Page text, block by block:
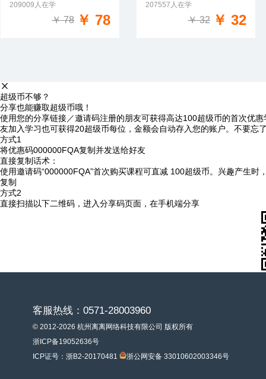
免费试学
209009人在学
￥ 78 ￥ 78
免费试学
207557人在学
￥ 32 ￥ 32
超级币不够？
分享也能赚取超级币哦！
使用您的分享链接／邀请码注册的朋友可获得高达100超级币的首次优
友加入学习也可获得20超级币每位，金额会自动存入您的账户。不要忘
方式1
将优惠码000000FQA复制并发送给好友
直接复制话术：
使用邀请码“000000FQA”首次购买课程可直减 100超级币。兴趣产生时
复制
方式2
直接扫描以下二维码，进入分享码页面，在手机端分享
客服热线：0571-28003960
© 2012-2026 杭州离离网络科技有限公司 版权所有
浙ICP备19052636号
ICP证号：浙B2-20170481
浙公网安备 33010602003346号